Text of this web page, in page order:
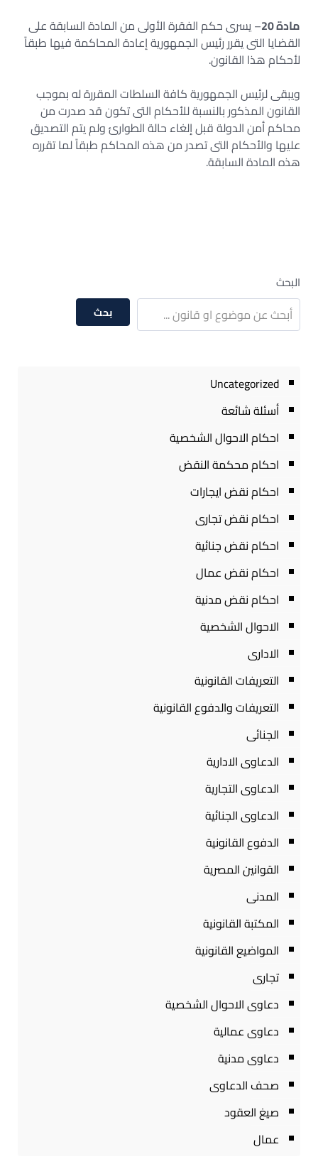
مادة 20
– يسرى حكم الفقرة الأولى من المادة السابقة على
القضايا التى يقرر رئيس الجمهورية إعادة المحاكمة فيها طبقاً
لأحكام هذا القانون.
ويبقى لرئيس الجمهورية كافة السلطات المقررة له بموجب
القانون المذكور بالنسبة للأحكام التى تكون قد صدرت من
محاكم أمن الدولة قبل إلغاء حالة الطوارئ ولم يتم التصديق
عليها والأحكام التى تصدر من هذه المحاكم طبقاً لما تقرره
هذه المادة السابقة.
البحث
بحث
Uncategorized
أسئلة شائعة
احكام الاحوال الشخصية
احكام محكمة النقض
احكام نقض ايجارات
احكام نقض تجارى
احكام نقض جنائية
احكام نقض عمال
احكام نقض مدنية
الاحوال الشخصية
الادارى
التعريفات القانونية
التعريفات والدفوع القانونية
الجنائى
الدعاوى الادارية
الدعاوى التجارية
الدعاوى الجنائية
الدفوع القانونية
القوانين المصرية
المدنى
المكتبة القانونية
المواضيع القانونية
تجارى
دعاوى الاحوال الشخصية
دعاوى عمالية
دعاوى مدنية
صحف الدعاوى
صيغ العقود
عمال